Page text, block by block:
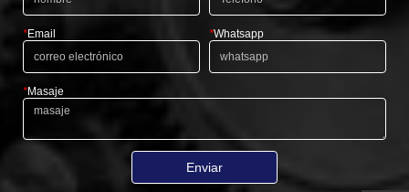
*Email *Whatsapp
*Masaje
Enviar